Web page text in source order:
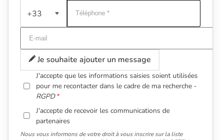
+33
Je souhaite ajouter un message
J'accepte que les informations saisies soient utilisées
pour me recontacter dans le cadre de ma recherche -
RGPD
J'accepte de recevoir les communications de
partenaires
Nous vous informons de votre droit à vous inscrire sur la liste